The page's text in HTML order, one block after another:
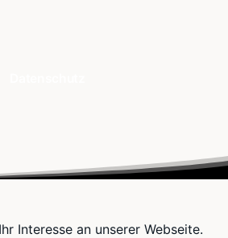
Interesse an unserer Webseite.